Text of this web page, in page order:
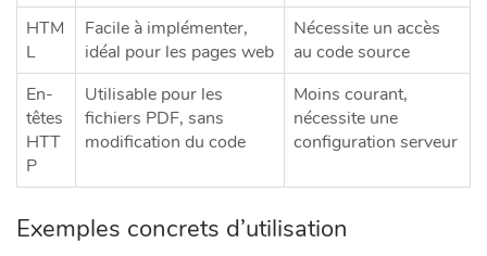
HTM
L
Facile à implémenter,
idéal pour les pages web
Nécessite un accès
au code source
En-
têtes
HTT
P
Utilisable pour les
fichiers PDF, sans
modification du code
Moins courant,
nécessite une
configuration serveur
Exemples concrets d’utilisation